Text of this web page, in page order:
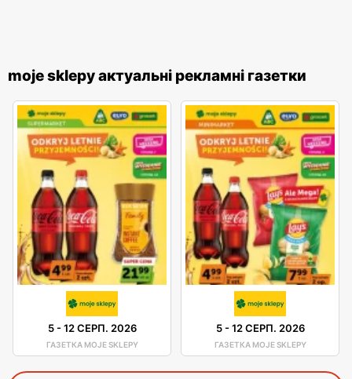
moje sklepy актуальні рекламні газетки
5-12 СЕРП. 2026
ГАЗЕТКА MOJE SKLEPY
5-12 СЕРП. 2026
ГАЗЕТКА MOJE SKLEPY